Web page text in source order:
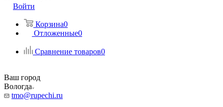
Войти
Корзина0
Отложенные0
Сравнение товаров0
Ваш город
Вологда
tmo@rupechi.ru